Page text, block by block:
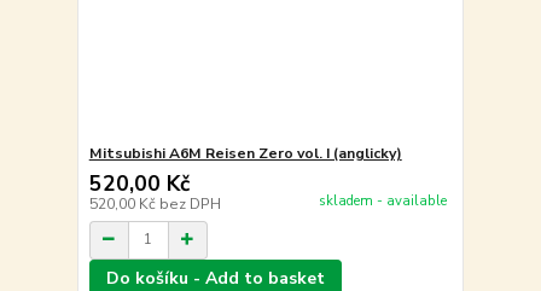
Mitsubishi A6M Reisen Zero vol. I (anglicky)
520,00 Kč
520,00 Kč bez DPH skladem - available
Do košíku - Add to basket